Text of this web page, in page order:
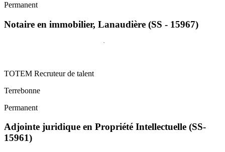
Permanent
Notaire en immobilier, Lanaudière (SS - 15967)
TOTEM Recruteur de talent
Terrebonne
Permanent
Adjointe juridique en Propriété Intellectuelle (SS-
15961)